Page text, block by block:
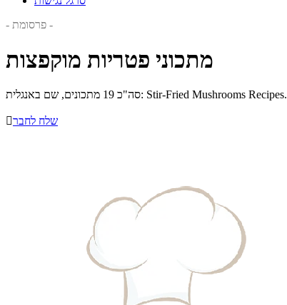
- פרסומת -
מתכוני פטריות מוקפצות
סה"כ 19 מתכונים, שם באנגלית: Stir-Fried Mushrooms Recipes.
שלח לחבר